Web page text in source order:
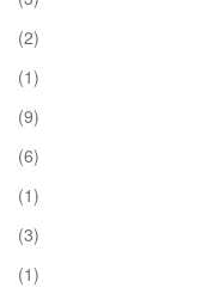
(2)
(1)
(9)
(6)
(1)
(3)
(1)